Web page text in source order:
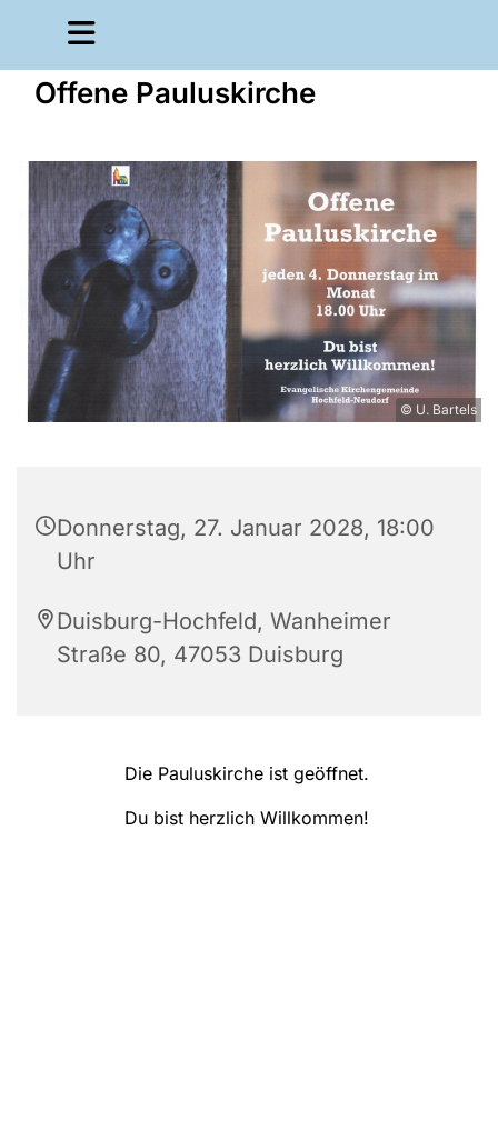
Offene Pauluskirche
© U. Bartels
Donnerstag, 27. Januar 2028, 18:00
Uhr
Duisburg-Hochfeld, Wanheimer
Straße 80, 47053 Duisburg
Die Pauluskirche ist geöffnet.
Du bist herzlich Willkommen!